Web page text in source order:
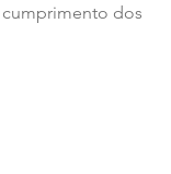
dos